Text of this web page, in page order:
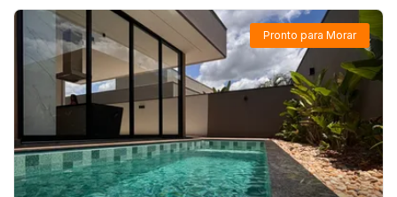
Pronto para Morar